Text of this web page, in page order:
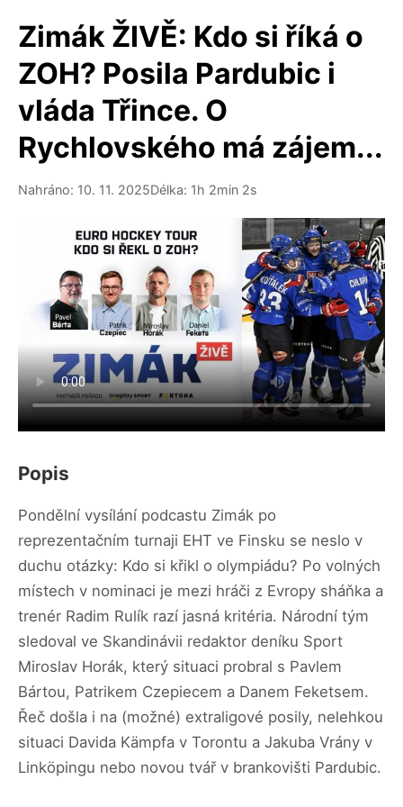
Zimák ŽIVĚ: Kdo si říká o
ZOH? Posila Pardubic i
vláda Třince. O
Rychlovského má zájem...
Nahráno: 10. 11. 2025Délka: 1h 2min 2s
Popis
Pondělní vysílání podcastu Zimák po
reprezentačním turnaji EHT ve Finsku se neslo v
duchu otázky: Kdo si křikl o olympiádu? Po volných
místech v nominaci je mezi hráči z Evropy sháňka a
trenér Radim Rulík razí jasná kritéria. Národní tým
sledoval ve Skandinávii redaktor deníku Sport
Miroslav Horák, který situaci probral s Pavlem
Bártou, Patrikem Czepiecem a Danem Feketsem.
Řeč došla i na (možné) extraligové posily, nelehkou
situaci Davida Kämpfa v Torontu a Jakuba Vrány v
Linköpingu nebo novou tvář v brankovišti Pardubic.